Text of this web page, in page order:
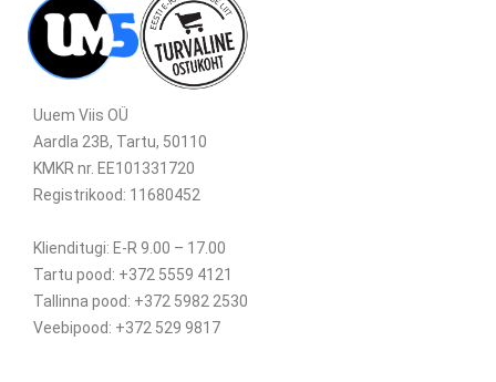
Uuem Viis OÜ
Aardla 23B, Tartu, 50110
KMKR nr. EE101331720
Registrikood: 11680452
Klienditugi: E-R 9.00 – 17.00
Tartu pood: +372 5559 4121
Tallinna pood: +372 5982 2530
Veebipood: +372 529 9817